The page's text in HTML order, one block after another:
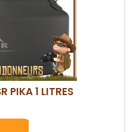
PIKA 1 LITRES